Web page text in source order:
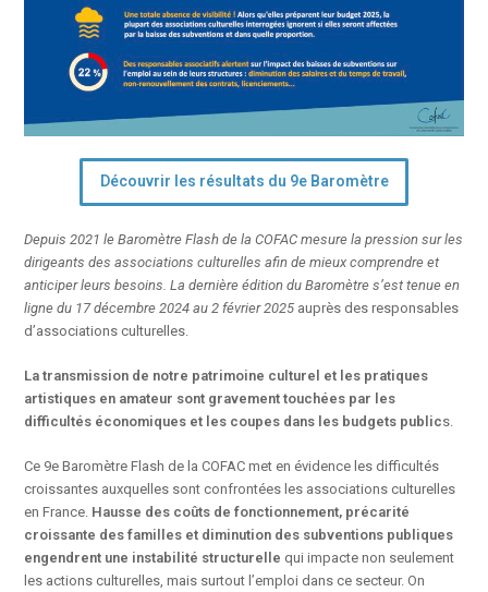
Découvrir les résultats du 9e Baromètre
Depuis 2021 le Baromètre Flash de la COFAC mesure la pression sur les
dirigeants des associations culturelles afin de mieux comprendre et
anticiper leurs besoins. La dernière édition du Baromètre s’est tenue en
ligne du 17 décembre 2024 au 2 février 2025 auprès des responsables
d’associations culturelles.
La transmission de notre patrimoine culturel et les pratiques
artistiques en amateur sont gravement touchées par les
difficultés économiques et les coupes dans les budgets publics.
Ce 9e Baromètre Flash de la COFAC met en évidence les difficultés
croissantes auxquelles sont confrontées les associations culturelles
en France. Hausse des coûts de fonctionnement, précarité
croissante des familles et diminution des subventions publiques
engendrent une instabilité structurelle qui impacte non seulement
les actions culturelles, mais surtout l’emploi dans ce secteur. On